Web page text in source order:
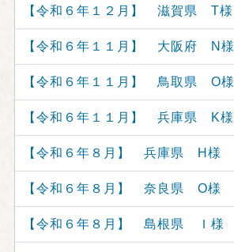
【令和６年１２月】 滋賀県 T様
【令和６年１１月】 大阪府 N様
【令和６年１１月】 鳥取県 O様
【令和６年１１月】 兵庫県 K様
【令和６年８月】 兵庫県 H様
【令和６年８月】 奈良県 O様
【令和６年８月】 島根県 Ｉ様